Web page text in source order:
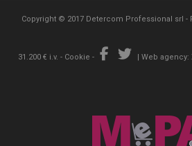
Copyright © 2017 Detercom Professional srl -
31.200 € i.v. - Cookie - | Web agency: